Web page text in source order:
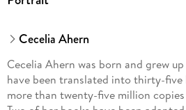
Cecelia Ahern
Cecelia Ahern was born and grew
have been translated into thirty-five
more than twenty-five million